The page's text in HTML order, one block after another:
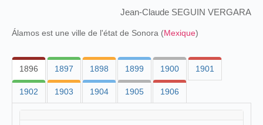
Jean-Claude SEGUIN VERGARA
Álamos est une ville de l'état de Sonora (Mexique)
1896 1897 1898 1899 1900 1901
1902 1903 1904 1905 1906